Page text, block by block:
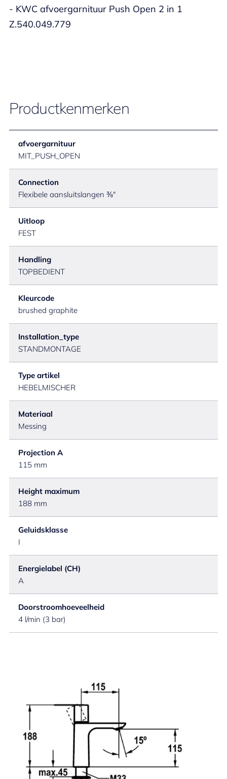
- KWC afvoergarnituur Push Open 2 in 1
Z.540.049.779
Productkenmerken
afvoergarnituur
MIT_PUSH_OPEN
Connection
Flexibele aansluitslangen ⅜"
Uitloop
FEST
Handling
TOPBEDIENT
Kleurcode
brushed graphite
Installation_type
STANDMONTAGE
Type artikel
HEBELMISCHER
Materiaal
Messing
Projection A
115 mm
Height maximum
188 mm
Geluidsklasse
I
Energielabel (CH)
A
Doorstroomhoeveelheid
4 l/min (3 bar)